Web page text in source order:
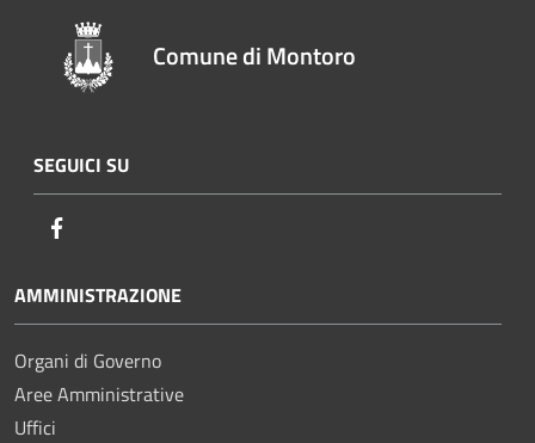
Comune di Montoro
SEGUICI SU
AMMINISTRAZIONE
Organi di Governo
Aree Amministrative
Uffici